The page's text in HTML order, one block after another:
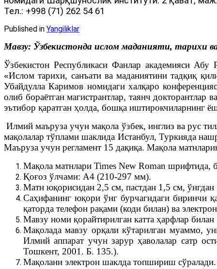
Тел.: +998 (71) 262 54 61
Published in Yangiliklar
Мавзу: Ўзбекистонда ислом маданияти, тарихи
Ўзбекистон Республикаси Фанлар академияси
«Ислом тарихи, санъати ва маданиятини тадқиқ
Убайдулла Каримов номидаги халқаро
олиб бораётган магистрантлар, таянч
эътибор қаратган ҳолда, бошқа иштирокчиларнинг
Илмий маъруза учун мақола ўзбек, инглиз ва рус
мақолалар тўплами шаклида Истанбул, Туркияда
Маъруза учун регламент 15 дақиқа. Мақола
Мақола матнлари Times New Roman шрифтида,
Қоғоз ўлчами: А4 (210-297 мм).
Матн юқорисидан 2,5 см, пастдан 1,5 см,
Саҳифанинг юқори ўнг бурчагидаги биринчи
қаторда телефон рақами (коди билан) ва
Мавзу номи қорайтирилган катта ҳарфлар
Мақолада мавзу орқали кўтарилган муаммо,
Илмий аппарат учун зарур ҳаволалар сатр
Тошкент, 2001. Б. 135.).
Мақолани электрон шаклда топшириш сўралади.